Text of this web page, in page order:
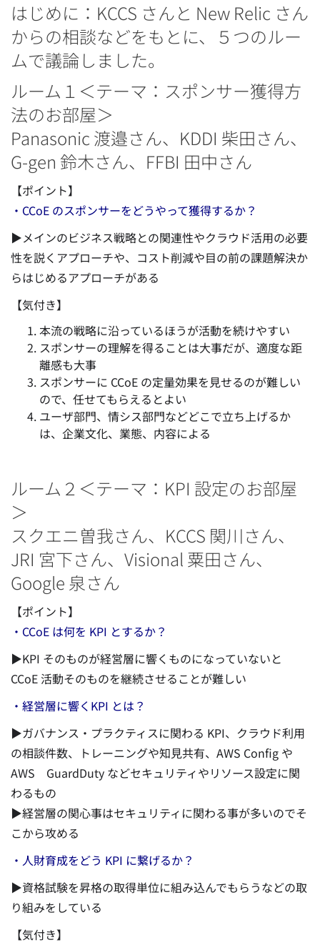
はじめに：KCCS さんと New Relic さん
からの相談などをもとに、５つのルー
ムで議論しました。
ルーム１＜テーマ：スポンサー獲得方
法のお部屋＞
Panasonic 渡邉さん、KDDI 柴田さん、
G-gen 鈴木さん、FFBI 田中さん
【ポイント】
・CCoE のスポンサーをどうやって獲得するか？
▶メインのビジネス戦略との関連性やクラウド活用の必要
性を説くアプローチや、コスト削減や目の前の課題解決か
らはじめるアプローチがある
【気付き】
本流の戦略に沿っているほうが活動を続けやすい
スポンサーの理解を得ることは大事だが、適度な距
離感も大事
スポンサーに CCoE の定量効果を見せるのが難しい
ので、任せてもらえるとよい
ユーザ部門、情シス部門などどこで立ち上げるか
は、企業文化、業態、内容による
ルーム２＜テーマ：KPI 設定のお部屋
＞
スクエニ曽我さん、KCCS 関川さん、
JRI 宮下さん、Visional 粟田さん、
Google 泉さん
【ポイント】
・CCoE は何を KPI とするか？
▶KPI そのものが経営層に響くものになっていないと
CCoE 活動そのものを継続させることが難しい
・経営層に響くKPI とは？
▶ガバナンス・プラクティスに関わる KPI、クラウド利用
の相談件数、トレーニングや知見共有、AWS Config や
AWS GuardDuty などセキュリティやリソース設定に関
わるもの
▶経営層の関心事はセキュリティに関わる事が多いのでそ
こから攻める
・人財育成をどう KPI に繋げるか？
▶資格試験を昇格の取得単位に組み込んでもらうなどの取
り組みをしている
【気付き】